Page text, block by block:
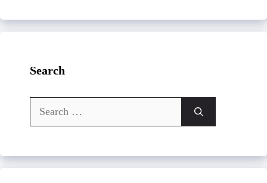
Search
Search
for: